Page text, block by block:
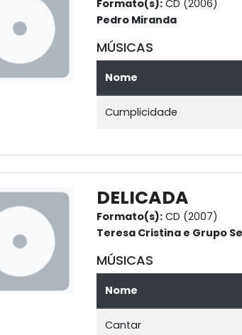
Formato(s): CD (2006)
Pedro Miranda
MÚSICAS
Nome
Cumplicidade
DELICADA
Formato(s): CD (2007)
Teresa Cristina e Grupo
MÚSICAS
Nome
Cantar